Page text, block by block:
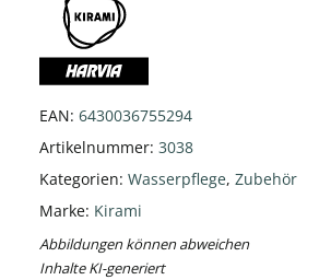
EAN: 6430036755294
Artikelnummer: 3038
Kategorien: Wasserpflege, Zubehör
Marke: Kirami
Abbildungen können abweichen
Inhalte KI-generiert